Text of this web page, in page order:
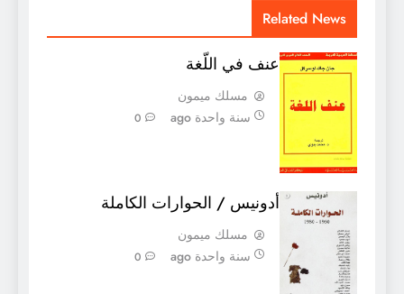
Related News
عنف في اللّغة
مسلك ميمون
سنة واحدة ago
0
أدونيس / الحوارات الكاملة
مسلك ميمون
سنة واحدة ago
0